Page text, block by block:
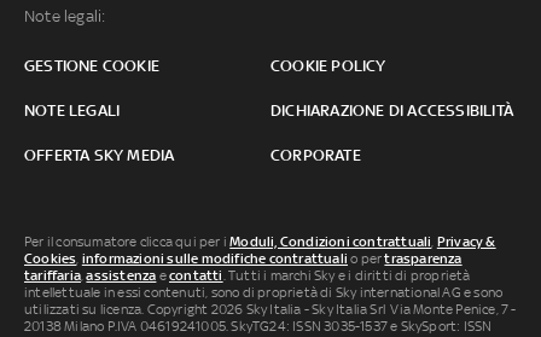
Note legali:
GESTIONE COOKIE COOKIE POLICY
NOTE LEGALI DICHIARAZIONE DI ACCESSIBILITÀ
OFFERTA SKY MEDIA CORPORATE
Per il consumatore clicca qui per iModuli, Condizioni contrattuali, Privacy &
Cookies, informazioni sulle modifiche contrattuali o pertrasparenza
tariffaria,assistenza econtatti. Tutti i marchi Sky e i diritti di proprietà
intellettuale in essi contenuti, sono di proprietà di Sky international AG e sono
utilizzati su licenza. Copyright 2026 Sky Italia - Sky Italia Srl Via Monte Penice, 7 -
20138 Milano P.IVA 04619241005. SkyTG24: ISSN 3035-1537 e SkySport: ISSN